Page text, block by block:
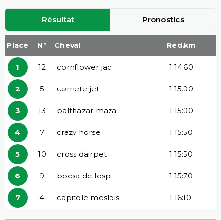
Résultat Pronostics
Place N° Cheval Red.km
1 12 cornflower jac 1:14:60
2 5 comete jet 1:15:00
3 13 balthazar maza 1:15:00
4 7 crazy horse 1:15:50
5 10 cross dairpet 1:15:50
6 9 bocsa de lespi 1:15:70
7 4 capitole meslois 1:16:10